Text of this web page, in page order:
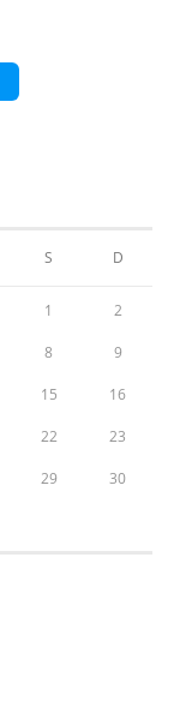
S D
1 2
8 9
15 16
22 23
29 30